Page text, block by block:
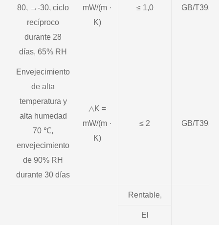
80, →-30, ciclo
recíproco
durante 28
días, 65% RH
mW/(m ·
K)
≤ 1,0 GB/
Envejecimiento
de alta
temperatura y
alta humedad
70 ℃,
envejecimiento
de 90% RH
durante 30 días
△K =
mW/(m ·
K)
≤ 2 GB/
Rentable,
El